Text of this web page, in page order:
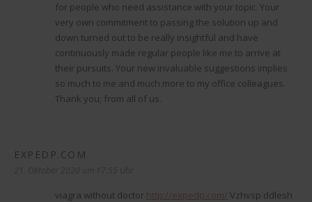
for people who need assistance with your topic. Your
very own commitment to passing the solution up and
down turned out to be really insightful and have
continuously made regular people like me to arrive at
their pursuits. Your new invaluable suggestions implies
so much to me and much more to my office colleagues.
Thank you; from all of us.
EXPEDP.COM
viagra without doctor http://expedp.com/ Vzhvsp ddlesh